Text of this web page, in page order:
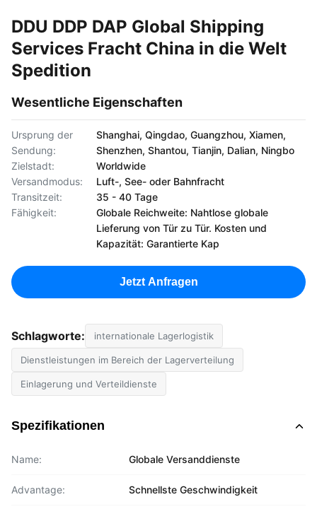
DDU DDP DAP Global Shipping
Services Fracht China in die Welt
Spedition
Wesentliche Eigenschaften
Ursprung der
Sendung:
Shanghai, Qingdao, Guangzhou, Xiamen,
Shenzhen, Shantou, Tianjin, Dalian, Ningbo
Zielstadt:
Worldwide
Versandmodus:
Luft-, See- oder Bahnfracht
Transitzeit:
35 - 40 Tage
Fähigkeit:
Globale Reichweite: Nahtlose globale
Lieferung von Tür zu Tür. Kosten und
Kapazität: Garantierte Kap
Jetzt Anfragen
Schlagworte: internationale Lagerlogistik
Dienstleistungen im Bereich der Lagerverteilung
Einlagerung und Verteildienste
Spezifikationen
Name: Globale Versanddienste
Advantage: Schnellste Geschwindigkeit